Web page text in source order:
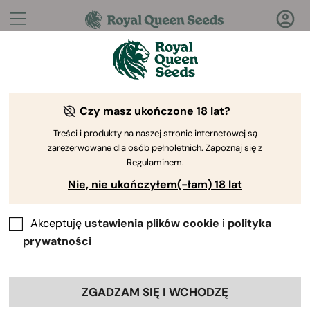
Pytania?Odpowiedzi!
Witamy w Royal Queen Seeds Help Center
Help Center > Rabaty > Back
Moje aktywne kupony
Czy masz ukończone 18 lat?
Treści i produkty na naszej stronie internetowej są
zarezerwowane dla osób pełnoletnich. Zapoznaj się z
Regulaminem.
Nie, nie ukończyłem(-łam) 18 lat
Akceptuję ustawienia plików cookie i polityka
prywatności
ZGADZAM SIĘ I WCHODZĘ